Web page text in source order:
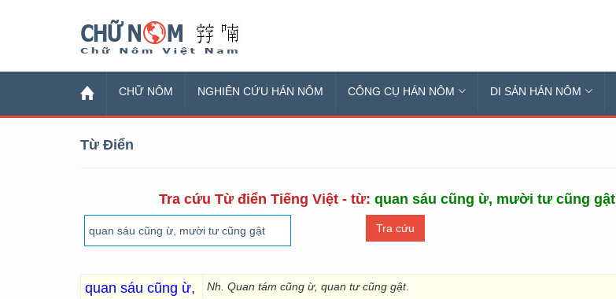
CHỮ NÔM NGHIÊN CỨU HÁN NÔM CÔNG CỤ HÁN NÔM DI SẢN HÁN NÔM
Từ Điển
Tra cứu Từ điển Tiếng Việt - từ:quan sáu cũng ừ, mười tư cũng gật
quan sáu cũng ừ,
Nh. Quan tám cũng ừ, quan tư cũng gật.